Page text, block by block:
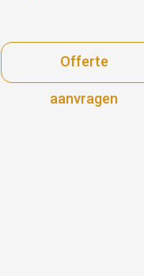
Offerte
aanvragen